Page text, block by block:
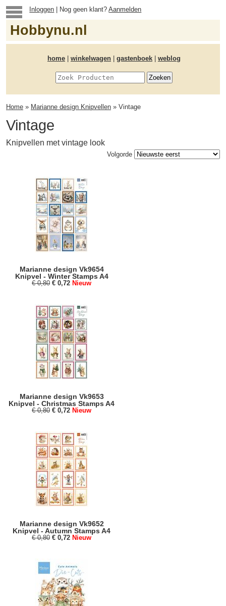
Inloggen | Nog geen klant?Aanmelden
Hobbynu.nl
home winkelwagen gastenboek weblog
Home » Marianne design Knipvellen » Vintage
Vintage
Knipvellen met vintage look
Volgorde
Marianne design Vk9654
Knipvel - Winter Stamps A4
€ 0,80 € 0,72 Nieuw
Marianne design Vk9653
Knipvel - Christmas Stamps A4
€ 0,80 € 0,72 Nieuw
Marianne design Vk9652
Knipvel - Autumn Stamps A4
€ 0,80 € 0,72 Nieuw